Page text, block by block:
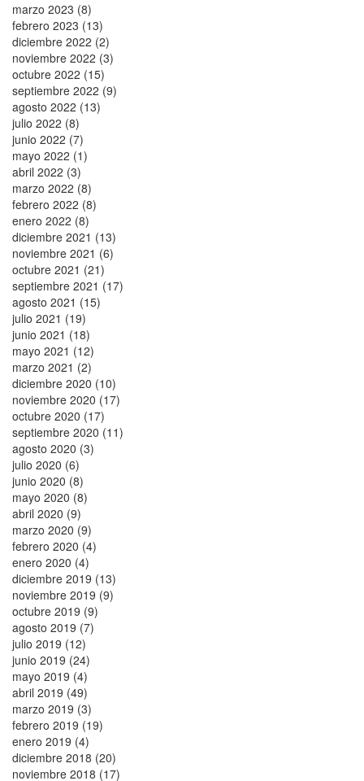
marzo 2023 (8)
febrero 2023 (13)
diciembre 2022 (2)
noviembre 2022 (3)
octubre 2022 (15)
septiembre 2022 (9)
agosto 2022 (13)
julio 2022 (8)
junio 2022 (7)
mayo 2022 (1)
abril 2022 (3)
marzo 2022 (8)
febrero 2022 (8)
enero 2022 (8)
diciembre 2021 (13)
noviembre 2021 (6)
octubre 2021 (21)
septiembre 2021 (17)
agosto 2021 (15)
julio 2021 (19)
junio 2021 (18)
mayo 2021 (12)
marzo 2021 (2)
diciembre 2020 (10)
noviembre 2020 (17)
octubre 2020 (17)
septiembre 2020 (11)
agosto 2020 (3)
julio 2020 (6)
junio 2020 (8)
mayo 2020 (8)
abril 2020 (9)
marzo 2020 (9)
febrero 2020 (4)
enero 2020 (4)
diciembre 2019 (13)
noviembre 2019 (9)
octubre 2019 (9)
agosto 2019 (7)
julio 2019 (12)
junio 2019 (24)
mayo 2019 (4)
abril 2019 (49)
marzo 2019 (3)
febrero 2019 (19)
enero 2019 (4)
diciembre 2018 (20)
noviembre 2018 (17)